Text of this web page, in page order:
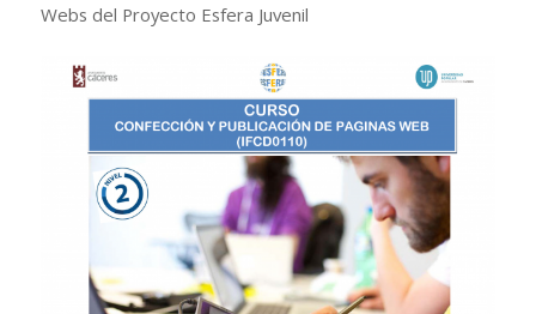
Webs del Proyecto Esfera Juvenil